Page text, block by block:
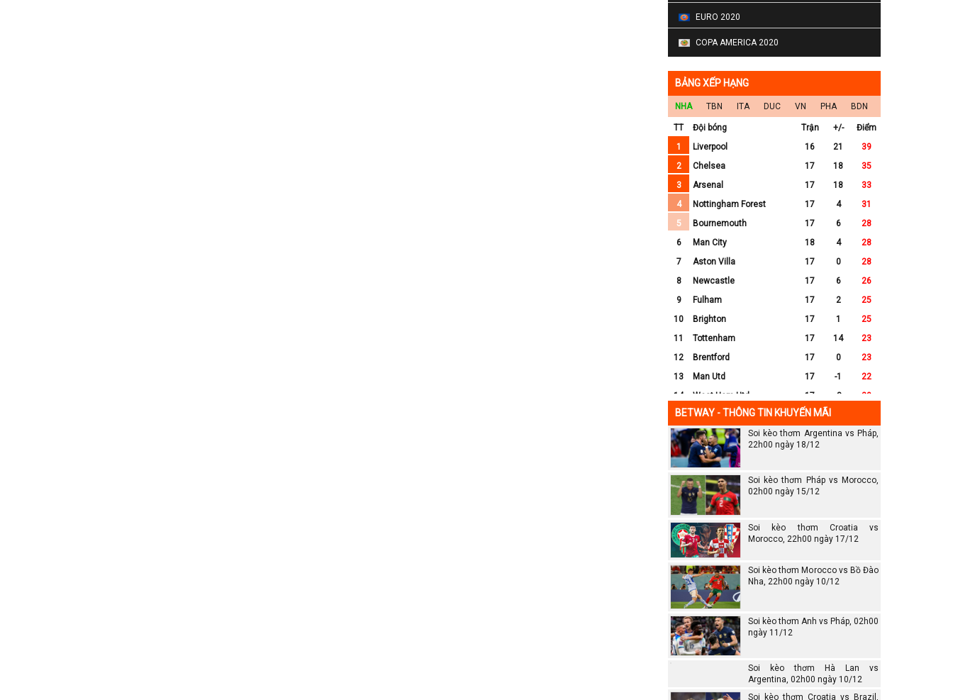
EURO 2020
COPA AMERICA 2020
BẢNG XẾP HẠNG
NHA TBN ITA DUC VN PHA BDN
TT Đội bóng Trận +/-
Điểm
1
Liverpool 16 21
39
2
Chelsea 17 18
35
3
Arsenal 17 18
33
4
Nottingham Forest 17 4
31
5
Bournemouth 17 6
28
6
Man City 18 4
28
7
Aston Villa 17 0
28
8
Newcastle 17 6
26
9
Fulham 17 2
25
10
Brighton 17 1
25
11
Tottenham 17 14
23
12
Brentford 17 0
23
13
Man Utd 17 -1
22
14
West Ham Utd 17 -8
20
15
Everton 17
16
Crystal Palace 17 -8
16
17
Leicester City
18
Ipswich
19
Wolves 17
20
Southampton
BETWAY - THÔNG TIN KHUYẾN MÃI
Soi kèo thơm Argentina vs Pháp,
22h00 ngày 18/12
Soi kèo thơm Pháp vs Morocco,
02h00 ngày 15/12
Soi kèo thơm Croatia vs
Morocco, 22h00 ngày 17/12
Soi kèo thơm Morocco vs Bồ Đào
Nha, 22h00 ngày 10/12
Soi kèo thơm Anh vs Pháp, 02h00
ngày 11/12
Soi kèo thơm Hà Lan vs
Argentina, 02h00 ngày 10/12
Soi kèo thơm Croatia vs Brazil,